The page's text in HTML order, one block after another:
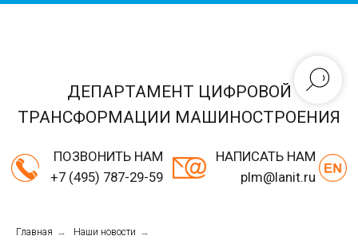
ПОЗВОНИТЬ НАМ
+7 (495) 787-29-59
НАПИСАТЬ НАМ
plm@lanit.ru
ТРАНСФОРМАЦИИ МАШИНОСТРОЕНИЯ
Главная → Наши новости →